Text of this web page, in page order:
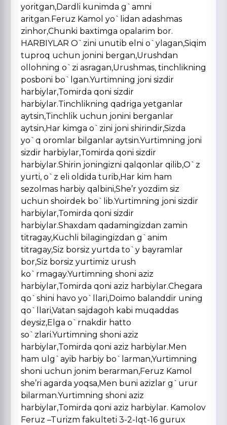
yoritgan,Dardli kunimda g`amni
aritgan.Feruz Kamol yo`lidan adashmas
zinhor,Chunki baxtimga opalarim bor.
HARBIYLAR O`zini unutib elni o`ylagan,Siqim
tuproq uchun jonini bergan,Urushdan
ollohning o`zi asragan,Urushmas, tinchlikning
posboni bo`lgan.Yurtimning joni sizdir
harbiylar,Tomirda qoni sizdir
harbiylar.Tinchlikning qadriga yetganlar
aytsin,Tinchlik uchun jonini berganlar
aytsin,Har kimga o`zini joni shirindir,Sizda
yo`q oromlar bilganlar aytsin.Yurtimning joni
sizdir harbiylar,Tomirda qoni sizdir
harbiylar.Shirin joningizni qalqonlar qilib,O`z
yurti, o`z eli oldida turib,Har kim ham
sezolmas harbiy qalbini,She’r yozdim siz
uchun shoirdek bo`lib.Yurtimning joni sizdir
harbiylar,Tomirda qoni sizdir
harbiylar.Shaxdam qadamingizdan zamin
titragay,Kuchli bilagingizdan g`anim
titragay,Siz borsiz yurtda to`y bayramlar
bor,Siz borsiz yurtimiz urush
ko`rmagay.Yurtimning shoni aziz
harbiylar,Tomirda qoni aziz harbiylar.Chegara
qo`shini havo yo`llari,Doimo balanddir uning
qo`llari,Vatan sajdagoh kabi muqaddas
deysiz,Elga o`rnakdir hatto
so`zlari.Yurtimning shoni aziz
harbiylar,Tomirda qoni aziz harbiylar.Men
ham ulg`ayib harbiy bo`larman,Yurtimning
shoni uchun jonim berarman,Feruz Kamol
she’ri agarda yoqsa,Men buni azizlar g`urur
bilarman.Yurtimning shoni aziz
harbiylar,Tomirda qoni aziz harbiylar. Kamolov
Feruz –Turizm fakulteti 3-2-Iqt-16 gurux